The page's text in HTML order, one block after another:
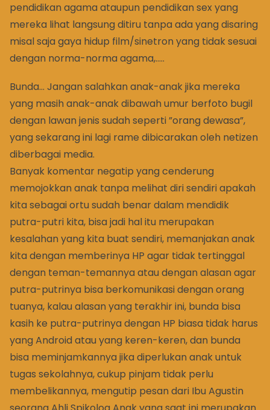
pendidikan agama ataupun pendidikan sex yang
mereka lihat langsung ditiru tanpa ada yang disaring
misal saja gaya hidup film/sinetron yang tidak sesuai
dengan norma-norma agama,…..
Bunda… Jangan salahkan anak-anak jika mereka
yang masih anak-anak dibawah umur berfoto bugil
dengan lawan jenis sudah seperti ”orang dewasa”,
yang sekarang ini lagi rame dibicarakan oleh netizen
diberbagai media.
Banyak komentar negatip yang cenderung
memojokkan anak tanpa melihat diri sendiri apakah
kita sebagai ortu sudah benar dalam mendidik
putra-putri kita, bisa jadi hal itu merupakan
kesalahan yang kita buat sendiri, memanjakan anak
kita dengan memberinya HP agar tidak tertinggal
dengan teman-temannya atau dengan alasan agar
putra-putrinya bisa berkomunikasi dengan orang
tuanya, kalau alasan yang terakhir ini, bunda bisa
kasih ke putra-putrinya dengan HP biasa tidak harus
yang Android atau yang keren-keren, dan bunda
bisa meminjamkannya jika diperlukan anak untuk
tugas sekolahnya, cukup pinjam tidak perlu
membelikannya, mengutip pesan dari Ibu Agustin